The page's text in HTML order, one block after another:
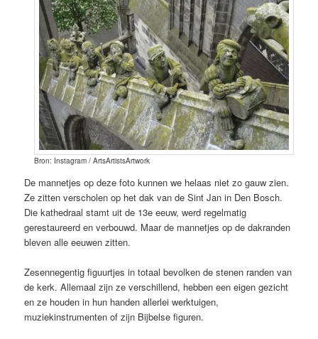
Bron: Instagram / ArtsArtistsArtwork
De mannetjes op deze foto kunnen we helaas niet zo gauw zien.
Ze zitten verscholen op het dak van de Sint Jan in Den Bosch.
Die kathedraal stamt uit de 13e eeuw, werd regelmatig
gerestaureerd en verbouwd. Maar de mannetjes op de dakranden
bleven alle eeuwen zitten.
Zesennegentig figuurtjes in totaal bevolken de stenen randen van
de kerk. Allemaal zijn ze verschillend, hebben een eigen gezicht
en ze houden in hun handen allerlei werktuigen,
muziekinstrumenten of zijn Bijbelse figuren.